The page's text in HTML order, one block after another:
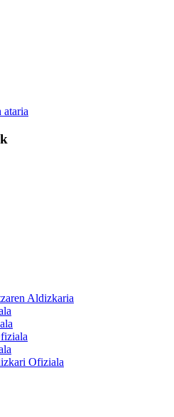
ataria
Aldizkaria
Ofiziala